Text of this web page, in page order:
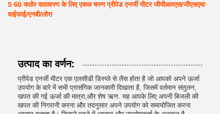
5 60 कठोर वातावरण के लिए एकल चरण प्रीपेड एनर्जी मीटर जीपीआरएस/जीएसएम/
वाईफाई/एनबी/लोरा
उत्पाद का वर्णन:
प्रीपेड एनर्जी मीटर एक एलसीडी डिस्प्ले से लैस होता है जो आपको अपने ऊर्जा
उपयोग के बारे में सभी प्रासंगिक जानकारी दिखाता है, जिसमें वर्तमान संतुलन,
खपत की गई ऊर्जा की मात्रा,और शेष ऋण. यह आपके लिए अपनी बिजली की
खपत की निगरानी करना और तदनुसार अपने उपयोग को समायोजित करना